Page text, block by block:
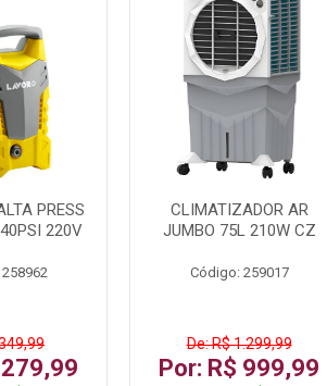
PRESS
220V
CLIMATIZADOR AR
JUMBO 75L 210W CZ
Código: 259017
De: R$ 1.299,99
Por: R$ 999,99